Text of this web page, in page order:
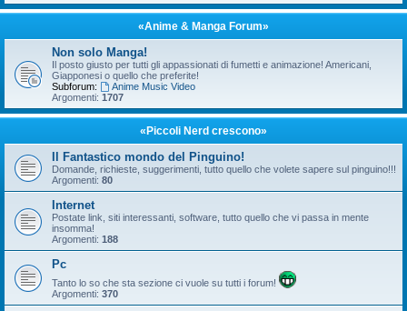
«Anime & Manga Forum»
Non solo Manga!
Il posto giusto per tutti gli appassionati di fumetti e animazione! Americani,
Giapponesi o quello che preferite!
Subforum:
Anime Music Video
Argomenti: 1707
«Piccoli Nerd crescono»
Il Fantastico mondo del Pinguino!
Domande, richieste, suggerimenti, tutto quello che volete sapere sul pinguino!!!
Argomenti: 80
Internet
Postate link, siti interessanti, software, tutto quello che vi passa in mente
insomma!
Argomenti: 188
Pc
Tanto lo so che sta sezione ci vuole su tutti i forum!
Argomenti: 370